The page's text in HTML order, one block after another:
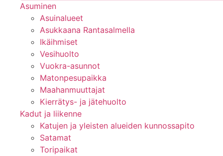
Asuminen
Asuinalueet
Asukkaana Rantasalmella
Ikäihmiset
Vesihuolto
Vuokra-asunnot
Matonpesupaikka
Maahanmuuttajat
Kierrätys- ja jätehuolto
Kadut ja liikenne
Katujen ja yleisten alueiden kunnossapito
Satamat
Toripaikat